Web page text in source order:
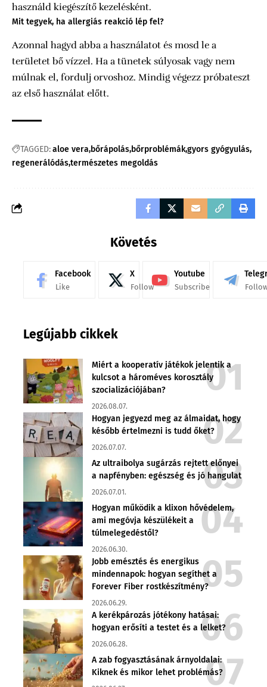
használd kiegészítő kezelésként.
Mit tegyek, ha allergiás reakció lép fel?
Azonnal hagyd abba a használatot és mosd le a
területet bő vízzel. Ha a tünetek súlyosak vagy nem
múlnak el, fordulj orvoshoz. Mindig végezz próbateszt
az első használat előtt.
TAGGED:aloe vera bőrápolás bőrproblémákgyors gyógyulás
regenerálódástermészetes megoldás
Követés
Facebook
Like
X
Follow
Youtube
Subscribe
Legújabb cikkek
Miért a kooperatív játékok jelentik a
kulcsot a hároméves korosztály
szocializációjában?
2026.08.07.
Hogyan jegyezd meg az álmaidat, hogy
később értelmezni is tudd őket?
2026.07.07.
Az ultraibolya sugárzás rejtett előnyei
a napfényben: egészség és jó hangulat
2026.07.01.
Hogyan működik a klixon hővédelem,
ami megóvja készülékeit a
túlmelegedéstől?
2026.06.30.
Jobb emésztés és energikus
mindennapok: hogyan segíthet a
Forever Fiber rostkészítmény?
2026.06.29.
A kerékpározás jótékony hatásai:
hogyan erősíti a testet és a lelket?
2026.06.28.
A zab fogyasztásának árnyoldalai:
Kiknek és mikor lehet problémás?